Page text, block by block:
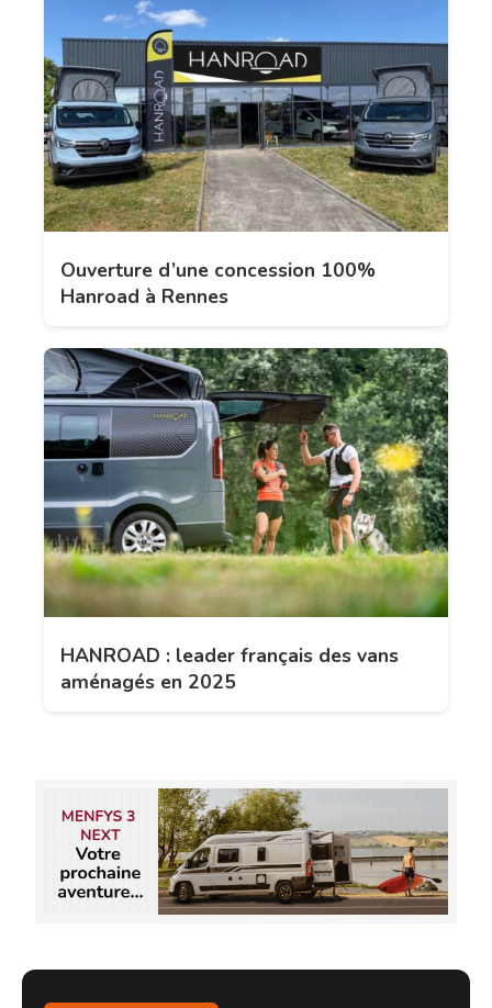
Ouverture d’une concession 100%
Hanroad à Rennes
HANROAD : leader français des vans
aménagés en 2025